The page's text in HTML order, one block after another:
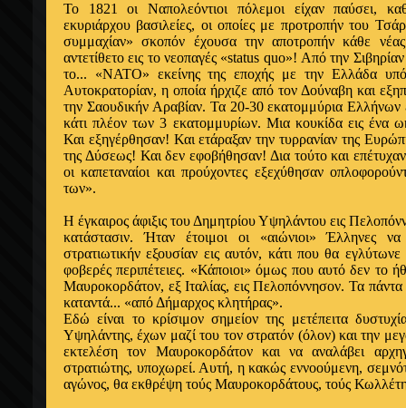
Το 1821 οι Ναπολεόντιοι πόλεμοι είχαν παύσει,
εκυριάρχου βασιλείες, οι οποίες με προτροπήν του
συμμαχίαν» σκοπόν έχουσα την αποτροπήν κάθε
αντετίθετο εις το νεοπαγές «status quo»! Από την
το... «ΝΑΤΟ» εκείνης της εποχής με την Ελλάδα
Αυτοκρατορίαν, η οποία ήρχιζε από τον Δούναβη και
την Σαουδικήν Αραβίαν. Τα 20-30 εκατομμύρια Ελλήνων
κάτι πλέον των 3 εκατομμυρίων. Μια κουκίδα εις ένα
Και εξηγέρθησαν! Και ετάραξαν την τυρρανίαν της
της Δύσεως! Και δεν εφοβήθησαν! Δια τούτο και
οι καπεταναίοι και προύχοντες εξεχύθησαν
των».
Η έγκαιρος άφιξις του Δημητρίου Υψηλάντου εις
κατάστασιν. Ήταν έτοιμοι οι «αιώνιοι» Έλληνες
στρατιωτικήν εξουσίαν εις αυτόν, κάτι που θα
φοβερές περιπέτειες. «Κάποιοι» όμως που αυτό δεν το
Μαυροκορδάτον, εξ Ιταλίας, εις Πελοπόννησον. Τα
καταντά... «από Δήμαρχος κλητήρας».
Εδώ είναι το κρίσιμον σημείον της μετέπειτα
Υψηλάντης, έχων μαζί του τον στρατόν (όλον) και την
εκτελέση τον Μαυροκορδάτον και να αναλάβει
στρατιώτης, υποχωρεί. Αυτή, η κακώς εννοούμενη,
αγώνος, θα εκθρέψη τούς Μαυροκορδάτους, τούς